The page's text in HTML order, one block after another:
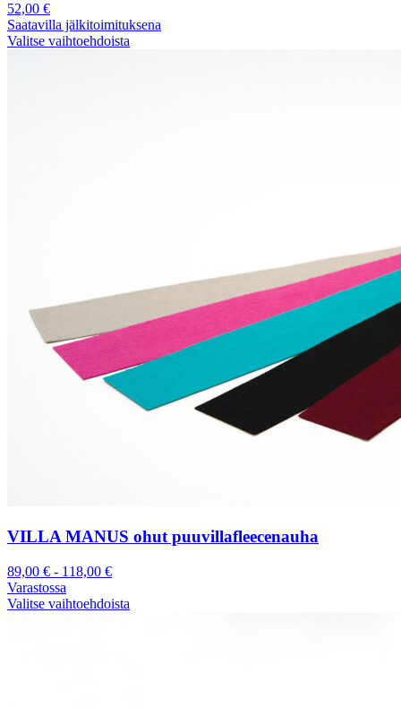
52,00 €
Saatavilla jälkitoimituksena
Valitse vaihtoehdoista
VILLA MANUS ohut puuvillafleecenauha
89,00 € - 118,00 €
Varastossa
Valitse vaihtoehdoista